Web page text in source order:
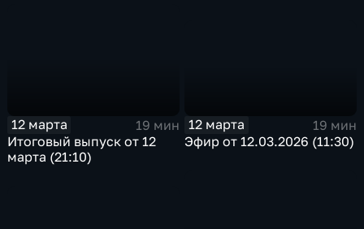
12 марта
19 мин
Итоговый выпуск от 12
марта (21:10)
12 марта
19 мин
Эфир от 12.03.2026 (11:30)